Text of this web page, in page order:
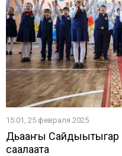
15:01, 25 февраля 2025
Дьааҥы Сайдыытыгар
саҕалаата